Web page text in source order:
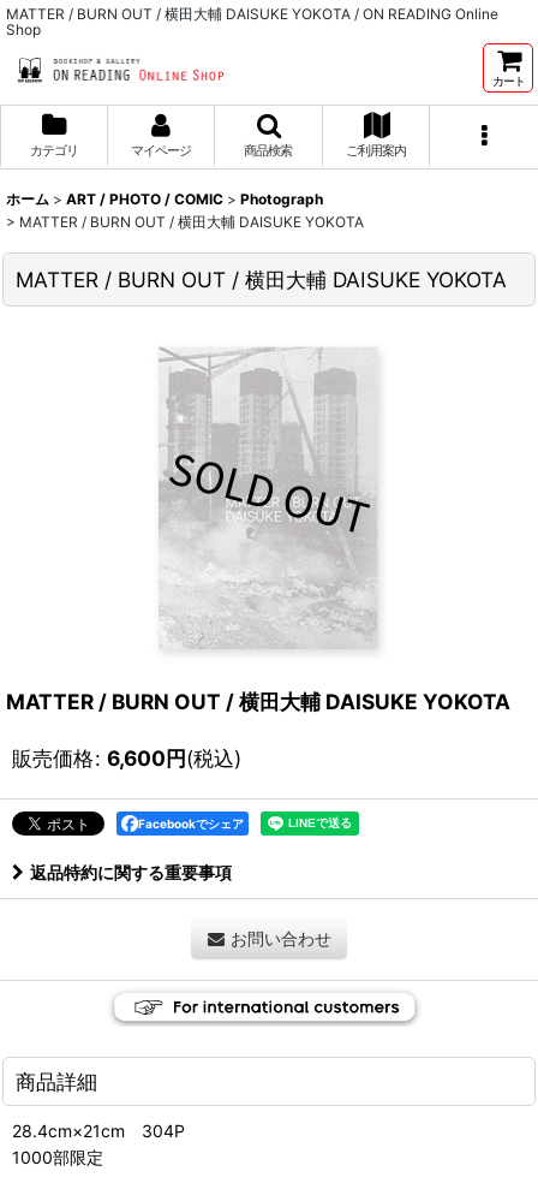
MATTER / BURN OUT / 横田大輔 DAISUKE YOKOTA / ON READING Online
Shop
カート
カテゴリ マイページ 商品検索 ご利用案内
ホーム > ART / PHOTO / COMIC > Photograph
> MATTER / BURN OUT / 横田大輔 DAISUKE YOKOTA
MATTER / BURN OUT / 横田大輔 DAISUKE YOKOTA
MATTER / BURN OUT / 横田大輔 DAISUKE YOKOTA
販売価格: 6,600円(税込)
Facebookでシェア
返品特約に関する重要事項
お問い合わせ
商品詳細
28.4cm×21cm 304P
1000部限定